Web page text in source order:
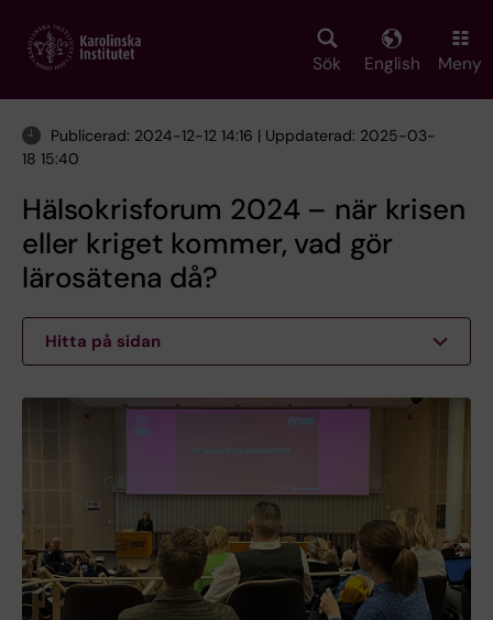
main
Sök English Meny
Publicerad: 2024-12-12 14:16 | Uppdaterad: 2025-03-
18 15:40
Hälsokrisforum 2024 – när krisen
eller kriget kommer, vad gör
lärosätena då?
Hitta på sidan